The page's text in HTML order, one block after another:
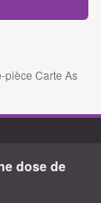
pièce Carte As
dose de